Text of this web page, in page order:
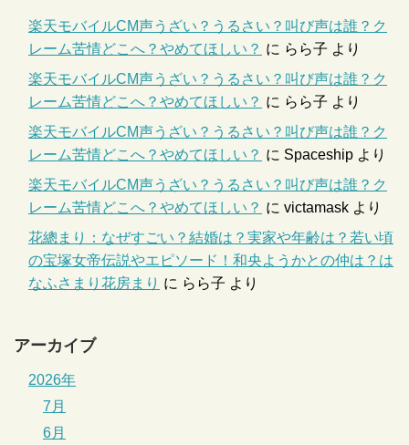
楽天モバイルCM声うざい？うるさい？叫び声は誰？ク
レーム苦情どこへ？やめてほしい？ に らら子 より
楽天モバイルCM声うざい？うるさい？叫び声は誰？ク
レーム苦情どこへ？やめてほしい？ に らら子 より
楽天モバイルCM声うざい？うるさい？叫び声は誰？ク
レーム苦情どこへ？やめてほしい？ に Spaceship より
楽天モバイルCM声うざい？うるさい？叫び声は誰？ク
レーム苦情どこへ？やめてほしい？ に victamask より
花總まり：なぜすごい？結婚は？実家や年齢は？若い頃
の宝塚女帝伝説やエピソード！和央ようかとの仲は？は
なふさまり花房まり に らら子 より
アーカイブ
2026年
7月
6月